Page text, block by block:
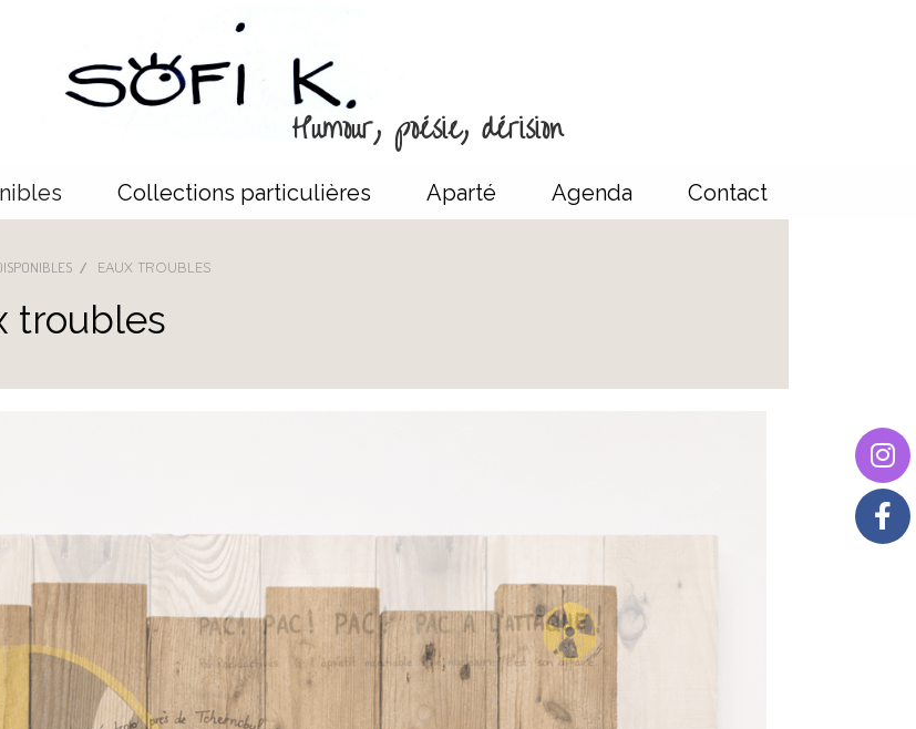
Humour, poésie, dérision
Collections particulières Aparté Agenda Contact
EAUX TROUBLES
troubles